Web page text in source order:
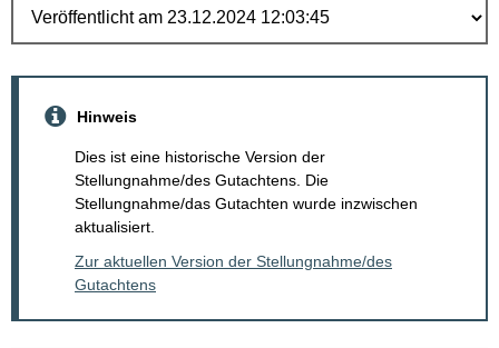
Hinweis
Dies ist eine historische Version der
Stellungnahme/des Gutachtens. Die
Stellungnahme/das Gutachten wurde inzwischen
aktualisiert.
Zur aktuellen Version der Stellungnahme/des
Gutachtens